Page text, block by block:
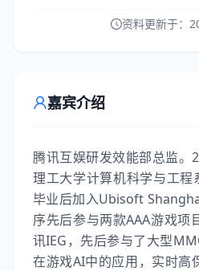
资料更新于：
嘉宾介绍
腾讯互娱研发效能部总监。
理工大学计算机科学与工程
毕业后加入Ubisoft
序先后参与两款AAA游戏项
讯IEG，先后参与了大型
在游戏AI中的应用，实时高